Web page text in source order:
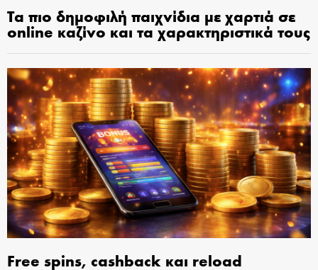
Τα πιο δημοφιλή παιχνίδια με χαρτιά σε
online καζίνο και τα χαρακτηριστικά τους
Free spins, cashback και reload